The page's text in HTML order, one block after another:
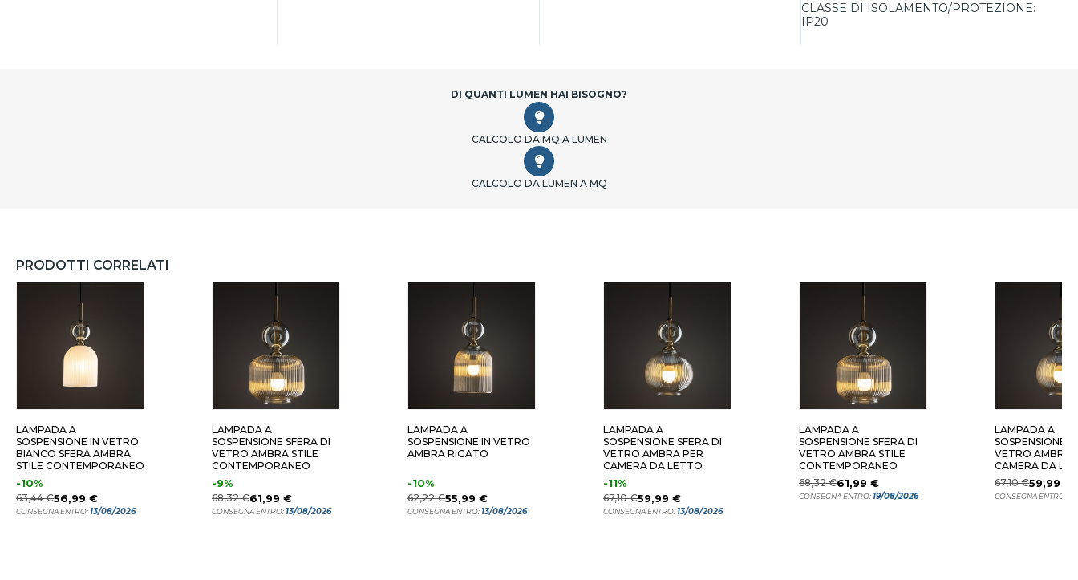
CLASSE DI ISOLAMENTO/PROTEZIONE:
IP20
DI QUANTI LUMEN HAI BISOGNO?
CALCOLO DA MQ A LUMEN
CALCOLO DA LUMEN A MQ
PRODOTTI CORRELATI
LAMPADA A
SOSPENSIONE IN VETRO
BIANCO SFERA AMBRA
STILE CONTEMPORANEO
-10%
63,44 €56,99 €
CONSEGNA ENTRO:13/08/2026
LAMPADA A
SOSPENSIONE SFERA DI
VETRO AMBRA STILE
CONTEMPORANEO
-9%
68,32 €61,99 €
CONSEGNA ENTRO:13/08/2026
LAMPADA A
SOSPENSIONE IN VETRO
AMBRA RIGATO
-10%
62,22 €55,99 €
CONSEGNA ENTRO:13/08/2026
LAMPADA A
SOSPENSIONE SFERA DI
VETRO AMBRA PER
CAMERA DA LETTO
-11%
67,10 €59,99 €
CONSEGNA ENTRO:13/08/2026
LAMPADA A
SOSPENSIONE SFERA DI
VETRO AMBRA STILE
CONTEMPORANEO
68,32 €61,99 €
CONSEGNA ENTRO:19/08/2026
LAMPADA A
SOSPENSIONE
VETRO AMBRA
CAMERA DA
67,10 €59,99 €
CONSEGNA ENTRO: